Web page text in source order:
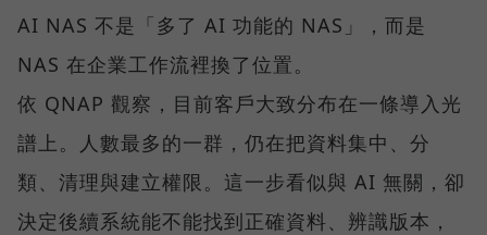
AI NAS 不是「多了 AI 功能的 NAS」，而是
NAS 在企業工作流裡換了位置。
依 QNAP 觀察，目前客戶大致分布在一條導入光
譜上。人數最多的一群，仍在把資料集中、分
類、清理與建立權限。這一步看似與 AI 無關，卻
決定後續系統能不能找到正確資料、辨識版本，